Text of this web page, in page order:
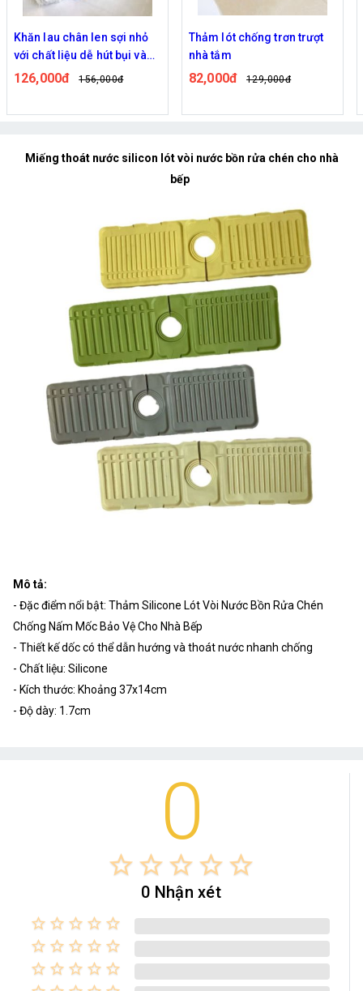
Khăn lau chân len sợi nhỏ
với chất liệu dễ hút bụi và
giúp trang trí ngôi nhà của
126,000đ 156,000đ
Thảm lót chống trơn trượt
nhà tắm
82,000đ 129,000đ
Miếng thoát nước silicon lót vòi nước bồn rửa chén cho nhà
bếp
Mô tả:
- Đặc điểm nổi bật: Thảm Silicone Lót Vòi Nước Bồn Rửa Chén
Chống Nấm Mốc Bảo Vệ Cho Nhà Bếp
- Thiết kế dốc có thể dẫn hướng và thoát nước nhanh chống
- Chất liệu: Silicone
- Kích thước: Khoảng 37x14cm
- Độ dày: 1.7cm
0
star_border star_border star_border star_border star_border
0 Nhận xét
star_border star_border star_border star_border star_border
star_border star_border star_border star_border star_border
star_border star_border star_border star_border star_border